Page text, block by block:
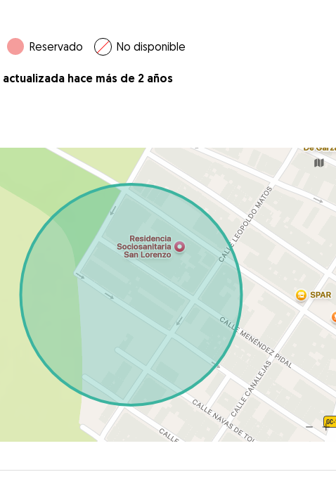
Reservado No disponible
hace más de 2 años